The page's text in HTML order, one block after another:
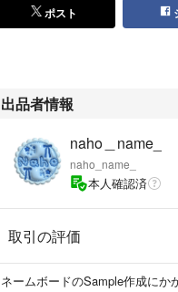
［opp袋➕ダンボール補強］で発
⚫︎インクの関係上、画像とは色
だけると助かります。
⚫︎地域によって配送日数が異な
来ません。
⚫︎盗作、転売は禁止しています。
シン サンヒョン
ポスト
出品者情報
naho＿name_
naho_name_
本人確認済
取引の評価
ネームボードのSample作成に